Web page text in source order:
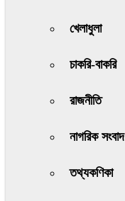
খেলাধুলা
চাকরি-বাকরি
রাজনীতি
নাগরিক সংবাদ
তথ্যকণিকা